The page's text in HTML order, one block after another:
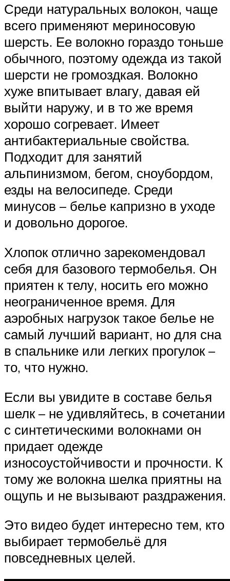
Среди натуральных волокон, чаще
всего применяют мериносовую
шерсть. Ее волокно гораздо тоньше
обычного, поэтому одежда из такой
шерсти не громоздкая. Волокно
хуже впитывает влагу, давая ей
выйти наружу, и в то же время
хорошо согревает. Имеет
антибактериальные свойства.
Подходит для занятий
альпинизмом, бегом, сноубордом,
езды на велосипеде. Среди
минусов – белье капризно в уходе
и довольно дорогое.
Хлопок отлично зарекомендовал
себя для базового термобелья. Он
приятен к телу, носить его можно
неограниченное время. Для
аэробных нагрузок такое белье не
самый лучший вариант, но для сна
в спальнике или легких прогулок –
то, что нужно.
Если вы увидите в составе белья
шелк – не удивляйтесь, в сочетании
с синтетическими волокнами он
придает одежде
износоустойчивости и прочности. К
тому же волокна шелка приятны на
ощупь и не вызывают раздражения.
Это видео будет интересно тем, кто
выбирает термобельё для
повседневных целей.